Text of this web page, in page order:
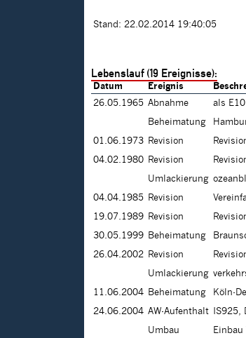
Stand: 22.02.2014 19:40:05
Lebenslauf (19 Ereignisse):
Datum Ereignis
26.05.1965 Abnahme
als
Beheimatung
01.06.1973 Revision
04.02.1980 Revision
Umlackierung
04.04.1985 Revision
19.07.1989 Revision
30.05.1999 Beheimatung
26.04.2002 Revision
Umlackierung
11.06.2004 Beheimatung
Köln-
24.06.2004 AW-Aufenthalt
IS925,
Umbau